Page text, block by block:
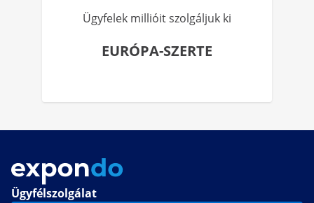
Ügyfelek millióit szolgáljuk ki
EURÓPA-SZERTE
Ügyfélszolgálat